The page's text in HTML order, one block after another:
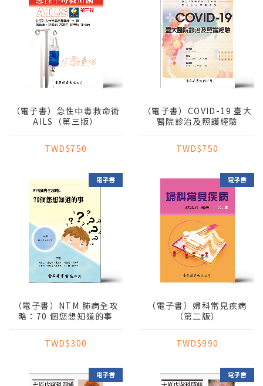
（電子書）急性中毒救命術
AILS（第三版）
TWD$750
（電子書）COVID-19 臺大
醫院診治及照護經驗
TWD$750
（電子書）NTM 肺病全攻
略：70 個您想知道的事
TWD$300
（電子書）婦科常見疾病
（第二版）
TWD$990